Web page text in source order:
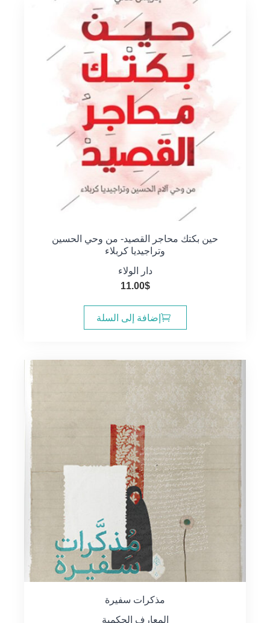
حين بكتك محاجر القصيد- من وحي الحسين
وتراجيديا كربلاء
دار الولاء
11.00$
إضافة إلى السلة
مذكرات سفيرة
المعارف الحكمية